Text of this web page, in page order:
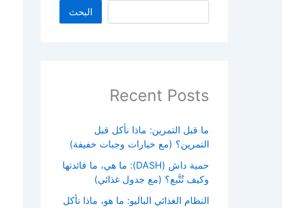
البحث
Recent Posts
ما قبل التمرين: ماذا نأكل قبل
التمرين؟ (مع خيارات وجبات خفيفة)
حمية داش (DASH): ما هي، ما فائدتها
وكيف تُتَّبع؟ (مع جدول غذائي)
النظام الغذائي الباليو: ما هو، ماذا نأكل